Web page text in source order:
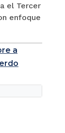
el Tercer
enfoque
a